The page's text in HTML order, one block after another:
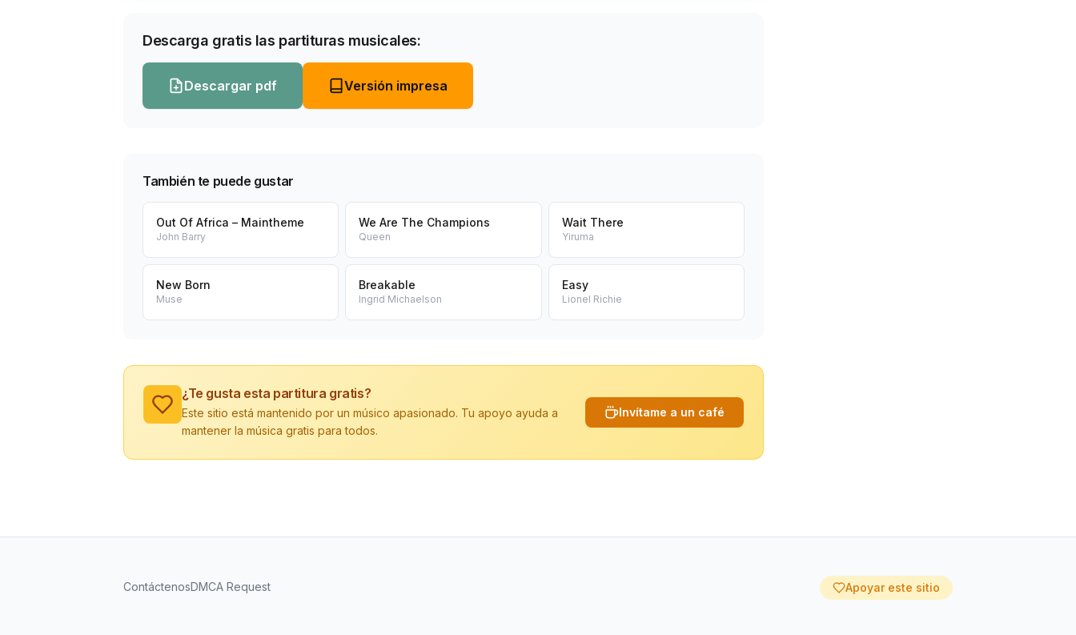
Descarga gratis las partituras musicales:
Descargar pdf Versión impresa
También te puede gustar
Out Of Africa – Maintheme
John Barry
We Are The Champions
Queen
Wait There
Yiruma
New Born
Muse
Breakable
Ingrid Michaelson
Easy
Lionel Richie
¿Te gusta esta partitura gratis?
Este sitio está mantenido por un músico apasionado. Tu apoyo ayuda a
mantener la música gratis para todos.
Invítame a un café
ContáctenosDMCA Request Apoyar este sitio